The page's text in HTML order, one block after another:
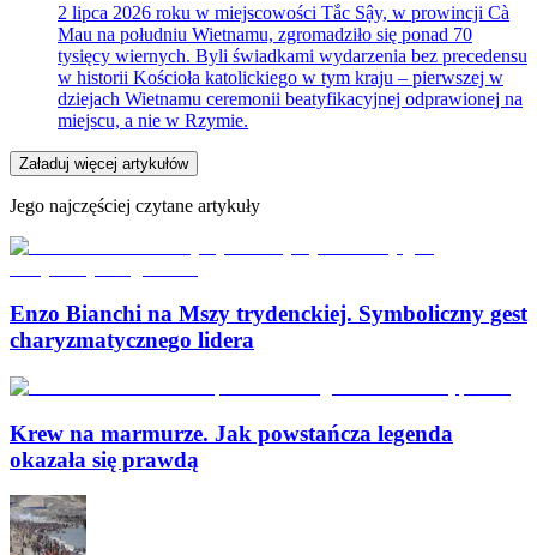
2 lipca 2026 roku w miejscowości Tắc Sậy, w prowincji Cà
Mau na południu Wietnamu, zgromadziło się ponad 70
tysięcy wiernych. Byli świadkami wydarzenia bez precedensu
w historii Kościoła katolickiego w tym kraju – pierwszej w
dziejach Wietnamu ceremonii beatyfikacyjnej odprawionej na
miejscu, a nie w Rzymie.
Załaduj więcej artykułów
Jego najczęściej czytane artykuły
Enzo Bianchi na Mszy trydenckiej. Symboliczny gest
charyzmatycznego lidera
Krew na marmurze. Jak powstańcza legenda
okazała się prawdą